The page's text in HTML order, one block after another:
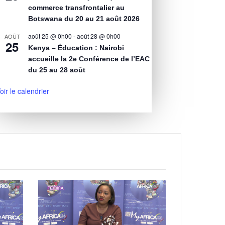
commerce transfrontalier au
Botswana du 20 au 21 août 2026
AOÛT
25
août 25 @ 0h00 -août 28 @ 0h00
Kenya – Éducation : Nairobi
accueille la 2e Conférence de l’EAC
du 25 au 28 août
le calendrier